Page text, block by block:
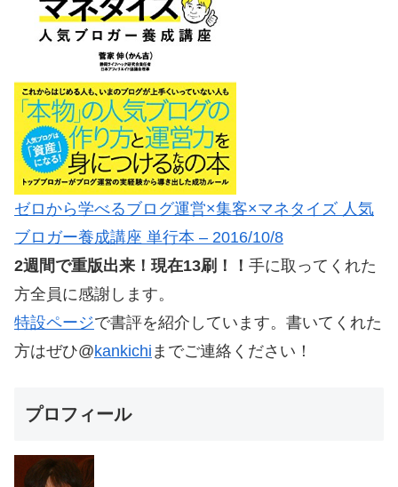
ゼロから学べるブログ運営×集客×マネタイズ 人気
ブロガー養成講座 単行本 – 2016/10/8
2週間で重版出来！現在13刷！！ 手に取ってくれた
方全員に感謝します。
特設ページで書評を紹介しています。書いてくれた
方はぜひ@kankichi までご連絡ください！
プロフィール